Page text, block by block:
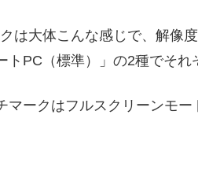
は大体こんな感じで、解像
トPC（標準）」の2種でそれ
マークはフルスクリーンモー